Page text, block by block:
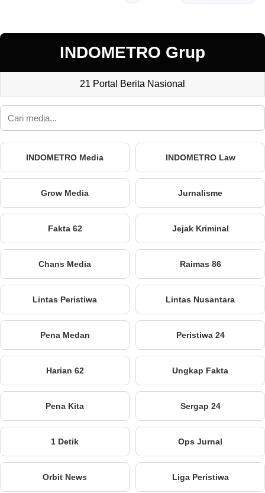
INDOMETRO Grup
21 Portal Berita Nasional
INDOMETRO Media INDOMETRO Law
Grow Media Jurnalisme
Fakta 62 Jejak Kriminal
Chans Media Raimas 86
Lintas Peristiwa Lintas Nusantara
Pena Medan Peristiwa 24
Harian 62 Ungkap Fakta
Pena Kita Sergap 24
1 Detik Ops Jurnal
Orbit News Liga Peristiwa